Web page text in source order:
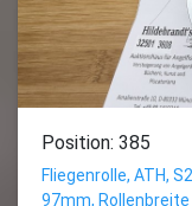
Position: 385
Fliegenrolle, ATH,
97mm,